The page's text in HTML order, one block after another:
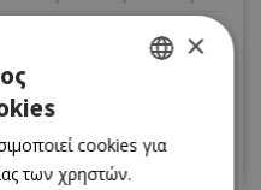
19
31
ENGLISH
×
cookies για
των χρηστών.